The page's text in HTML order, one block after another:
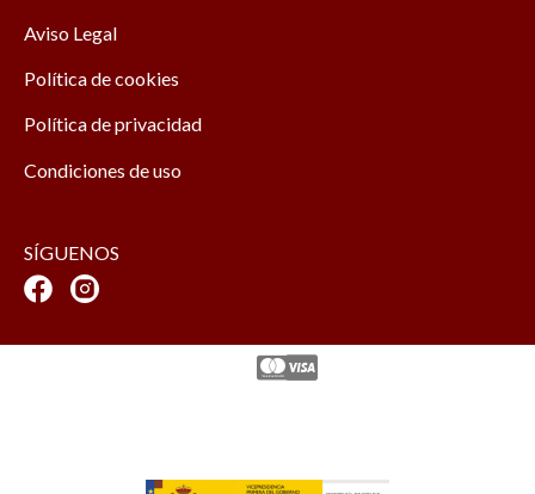
Aviso Legal
Política de cookies
Política de privacidad
Condiciones de uso
SÍGUENOS